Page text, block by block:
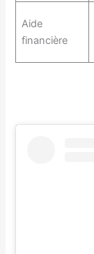
Aide
financière